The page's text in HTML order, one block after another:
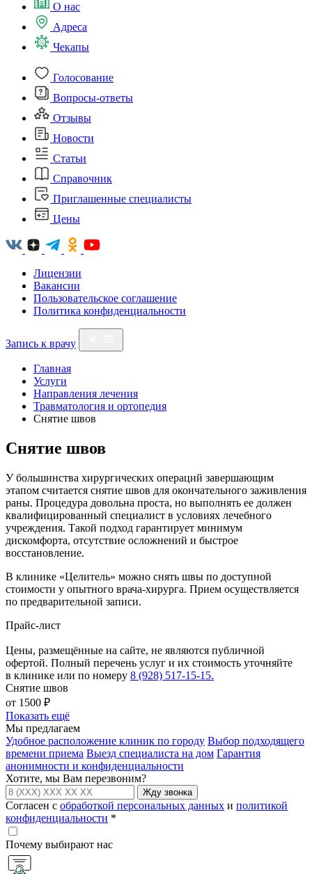
О нас
Адреса
Чекапы
Голосование
Вопросы-ответы
Отзывы
Новости
Статьи
Справочник
Приглашенные специалисты
Цены
Лицензии
Вакансии
Пользовательское соглашение
Политика конфиденциальности
Запись к врачу
Главная
Услуги
Направления лечения
Травматология и ортопедия
Снятие швов
Снятие швов
У большинства хирургических операций завершающим
этапом считается снятие швов для окончательного заживления
раны. Процедура довольна проста, но выполнять ее должен
квалифицированный специалист в условиях лечебного
учреждения. Такой подход гарантирует минимум
дискомфорта, отсутствие осложнений и быстрое
восстановление.
В клинике «Целитель» можно снять швы по доступной
стоимости у опытного врача-хирурга. Прием осуществляется
по предварительной записи.
Прайс-лист
Цены, размещённые на сайте, не являются публичной
офертой. Полный перечень услуг и их стоимость уточняйте
в клинике или по номеру 8 (928) 517-15-15.
Снятие швов
от 1500 ₽
Показать ещё
Мы предлагаем
Удобное расположение клиник по городу Выбор подходящего
времени приема Выезд специалиста на дом Гарантия
анонимности и конфиденциальности
Хотите, мы Вам перезвоним?
Жду звонка
Согласен с обработкой персональных данных и политикой
конфиденциальности *
Почему выбирают нас